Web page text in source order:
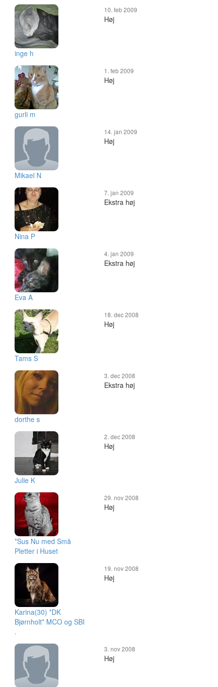
inge h
10. feb 2009
Høj
gurli m
1. feb 2009
Høj
Mikael N
14. jan 2009
Høj
Nina P
7. jan 2009
Ekstra høj
Eva A
4. jan 2009
Ekstra høj
Tams S
18. dec 2008
Høj
dorthe s
3. dec 2008
Ekstra høj
Julie K
2. dec 2008
Høj
*Sus Nu med Små
Pletter i Huset
29. nov 2008
Høj
Karina(30) *DK
Bjørnholt* MCO og SBI
.
19. nov 2008
Høj
3. nov 2008
Høj